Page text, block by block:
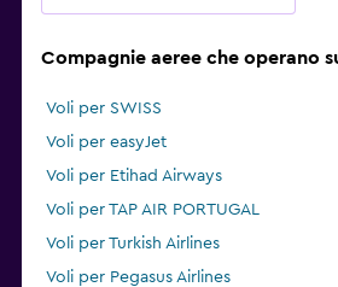
Compagnie aeree che operano
Voli per SWISS
Voli per easyJet
Voli per Etihad Airways
Voli per TAP AIR PORTUGAL
Voli per Turkish Airlines
Voli per Pegasus Airlines